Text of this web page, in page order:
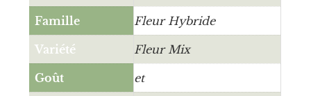
Famille Fleur Hybride
Variété Fleur Mix
Goût et